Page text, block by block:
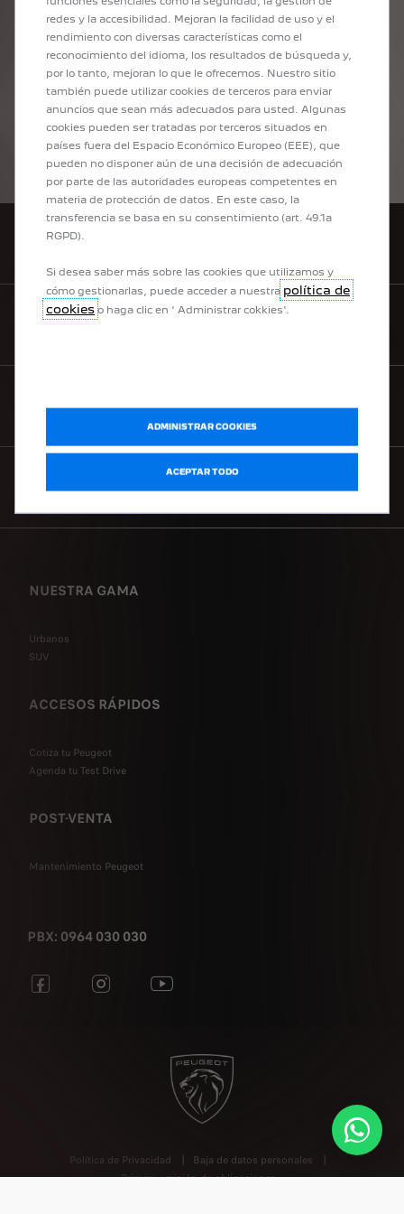
MODULARITÉ ET DIMENSIONS DU PEUGEOT
BOXER
Le Peugeot Boxer dispose de larges ouvrants et de portes
battantes jusqu'à 2,03m de hauteur avec une largeur utile de
1422mm, ainsi que d'un seuil de chargement entre 493 et 602
mm pour faciliter vos opérations de chargement et de
déchargement. Le fourgon tôlé Peugeot Boxer se décline en 4
longeurs (L1, L2, L3 et L4) et 3 hauteurs (H1, H2 et H3) pour un
usage quotidien optimisé.
CONCESIONARIOS
SOLICITA UNA COTIZACIÓN
CONTÁCTANOS
NUESTRA GAMA
Urbanos
SUV
ACCESOS RÁPIDOS
Cotiza tu Peugeot
Agenda tu Test Drive
POST-VENTA
Mantenimiento Peugeot
PBX: 0964 030 030
Política de Privacidad
Baja de datos personales
Primera emisión de obligaciones
redes y la accesibilidad. Mejoran la facilidad de uso y el
rendimiento con diversas características como el
reconocimiento del idioma, los resultados de búsqueda y,
por lo tanto, mejoran lo que le ofrecemos. Nuestro sitio
también puede utilizar cookies de terceros para enviar
anuncios que sean más adecuados para usted. Algunas
cookies pueden ser tratadas por terceros situados en
países fuera del Espacio Económico Europeo (EEE), que
pueden no disponer aún de una decisión de adecuación
por parte de las autoridades europeas competentes en
materia de protección de datos. En este caso, la
transferencia se basa en su consentimiento (art. 49.1a
RGPD).
Si desea saber más sobre las cookies que utilizamos y
cómo gestionarlas, puede acceder a nuestra política de
cookies o haga clic en ' Administrar cokkies'.
ADMINISTRAR COOKIES
ACEPTAR TODO